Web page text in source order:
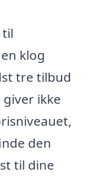
klog
tre tilbud
ikke
den
til dine